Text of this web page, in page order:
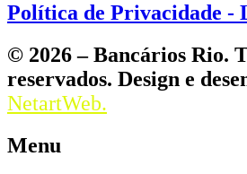
Política de Privacidade -
© 2026 – Bancários Rio.
reservados. Design e
NetartWeb.
Menu